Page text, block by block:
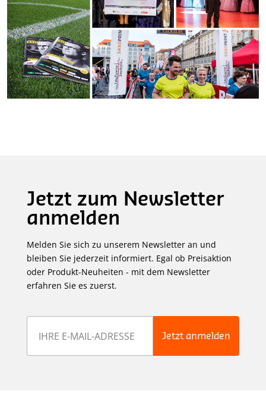
Jetzt zum Newsletter
anmelden
Melden Sie sich zu unserem Newsletter an und
bleiben Sie jederzeit informiert. Egal ob Preisaktion
oder Produkt-Neuheiten - mit dem Newsletter
erfahren Sie es zuerst.
Jetzt anmelden